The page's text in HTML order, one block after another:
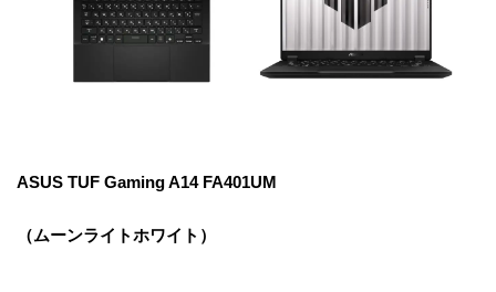
ASUS TUF Gaming A14 FA401UM
（ムーンライトホワイト）